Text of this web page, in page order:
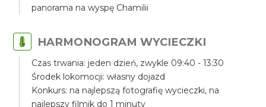
panorama na wyspę Chamilii
HARMONOGRAM WYCIECZKI
Czas trwania: jeden dzień, zwykle 09:40 - 13:30
Środek lokomocji: własny dojazd
Konkurs: na najlepszą fotografię wycieczki, na
najlepszy filmik do 1 minuty